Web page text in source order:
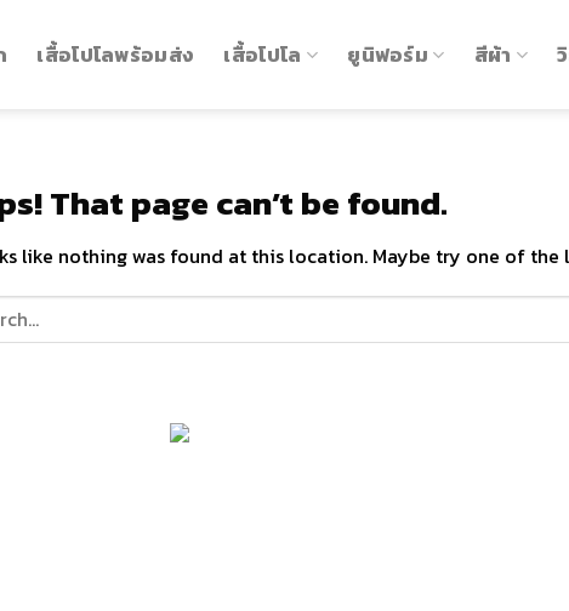
เสื้อโปโลพร้อมส่ง เสื้อโปโล ยูนิฟอร์ม สีผ้า
That page can’t be found.
like nothing was found at this location. Maybe try one of the